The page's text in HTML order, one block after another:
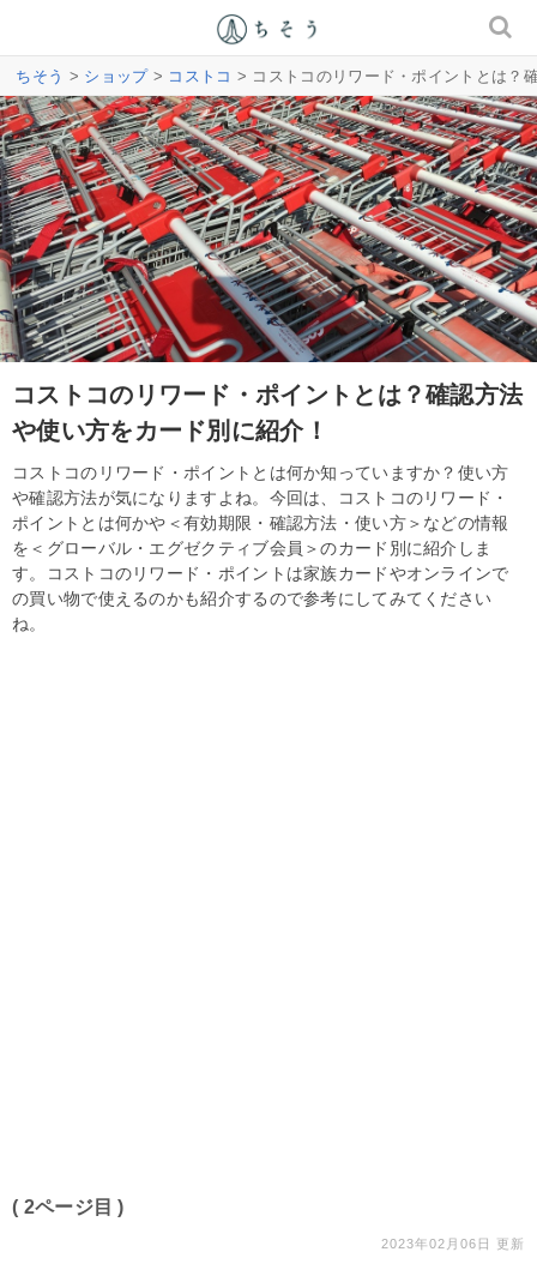
ちそう > ショップ> コストコ > コストコのリワード・ポイントとは？
コストコのリワード・ポイントとは？確認方法
や使い方をカード別に紹介！
コストコのリワード・ポイントとは何か知っていますか？使い方
や確認方法が気になりますよね。今回は、コストコのリワード・
ポイントとは何かや＜有効期限・確認方法・使い方＞などの情報
を＜グローバル・エグゼクティブ会員＞のカード別に紹介しま
す。コストコのリワード・ポイントは家族カードやオンラインで
の買い物で使えるのかも紹介するので参考にしてみてください
ね。
( 2ページ目 )
2023年02月06日 更新